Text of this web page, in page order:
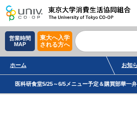
営業時間
MAP
東大へ入学
される方へ
ホーム お知
医科研食堂5/25～6/5メニュー予定＆購買部華一